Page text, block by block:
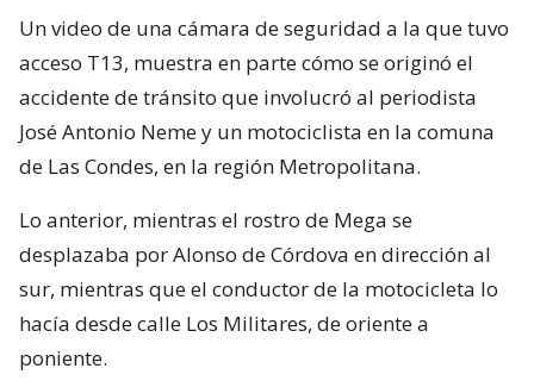
Un video de una cámara de seguridad a la que tuvo
acceso T13, muestra en parte cómo se originó el
accidente de tránsito que involucró al periodista
José Antonio Neme y un motociclista en la comuna
de Las Condes, en la región Metropolitana.
Lo anterior, mientras el rostro de Mega se
desplazaba por Alonso de Córdova en dirección al
sur, mientras que el conductor de la motocicleta lo
hacía desde calle Los Militares, de oriente a
poniente.